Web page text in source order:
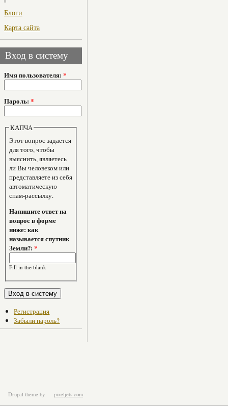
Блоги
Карта сайта
Вход в систему
Имя пользователя: *
Пароль: *
КАПЧА
Этот вопрос задается
для того, чтобы
выяснить, являетесь
ли Вы человеком или
представляете из себя
автоматическую
спам-рассылку.
Напишите ответ на
вопрос в форме
ниже: как
называется спутник
Земли?:*
Fill in the blank
Регистрация
Забыли пароль?
Drupal theme by pixeljets.com